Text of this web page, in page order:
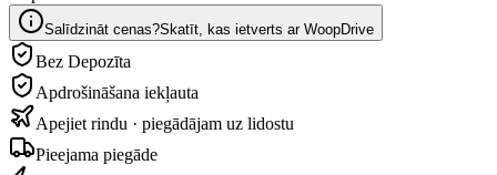
Salīdzināt cenas?Skatīt, kas ietverts ar WoopDrive
Bez Depozīta
Apdrošināšana iekļauta
Apejiet rindu · piegādājam uz lidostu
Pieejama piegāde